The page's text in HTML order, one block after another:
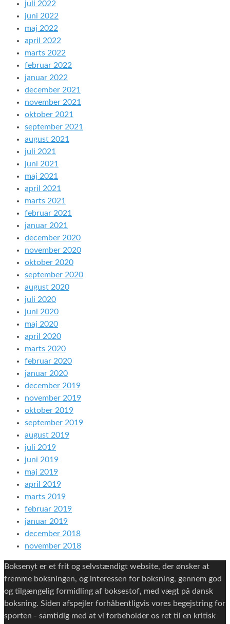
juli 2022
juni 2022
maj 2022
april 2022
marts 2022
februar 2022
januar 2022
december 2021
november 2021
oktober 2021
september 2021
august 2021
juli 2021
juni 2021
maj 2021
april 2021
marts 2021
februar 2021
januar 2021
december 2020
november 2020
oktober 2020
september 2020
august 2020
juli 2020
juni 2020
maj 2020
april 2020
marts 2020
februar 2020
januar 2020
december 2019
november 2019
oktober 2019
september 2019
august 2019
juli 2019
juni 2019
maj 2019
april 2019
marts 2019
februar 2019
januar 2019
december 2018
november 2018
Boksenyt er et frit og selvstændigt website, der ønsker at
fremme boksningen, og interessen for boksning, gennem god
og tilgængelig formidling af boksestof, med vægt på dansk
boksning. Siden afspejler forhåbentligvis vores begejstring for
sporten - samtidig med at vi forbeholder os ret til en kritisk